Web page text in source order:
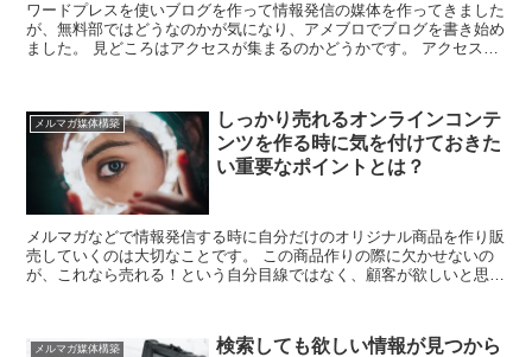
ワードプレスを使いブログを作って情報発信の媒体を作ってきました
が、無料部ではどうなのかが気になり、アメブロでブログを書き始め
ました。 見どころはアクセスが集まるのかどうかです。 アクセスが
メルマガ媒体構築
しっかり売れるオンラインコンテ
ンツを作る時に気を付けておきた
い重要なポイントとは？
メルマガなどで情報発信する時に自分だけのオリジナル商品を作り販
売していくのは大切なことです。 この商品作りの際に欠かせないの
が、これなら売れる！という自分目線ではなく、顧客が欲しいと思う
メルマガ媒体構築
検索しても欲しい情報が見つから